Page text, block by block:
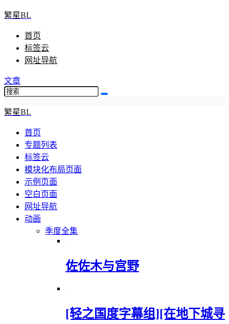
繁星BL
首页
标签云
网址导航
文章
繁星BL
首页
专题列表
标签云
模块化布局页面
示例页面
空白页面
网址导航
动画
季度全集
佐佐木与宫野
[轻之国度字幕组][在地下城寻